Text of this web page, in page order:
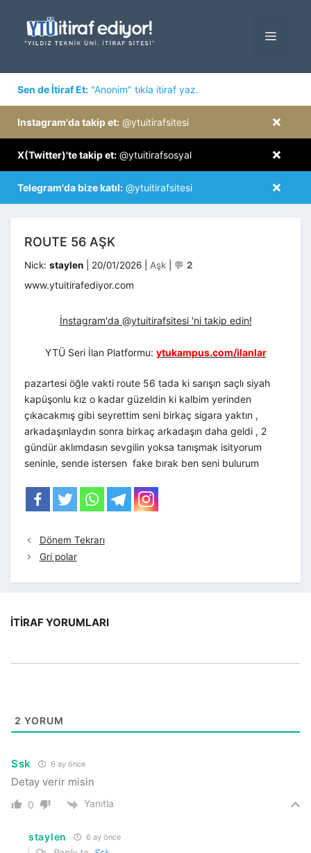
MENÜ
Sen de İtiraf Et: "Anonim" tıkla itiraf yaz.
×
Instagram'da takip et: @ytuitirafsitesi
×
X(Twitter)'te takip et: @ytuitirafsosyal
×
Telegram'da bize katıl: @ytuitirafsitesi
ROUTE 56 AŞK
Nick: staylen 20/01/2026 Kategoriler
Aşk 💬 2
www.ytuitirafediyor.com
İnstagram'da @ytuitirafsitesi 'ni takip edin!
YTÜ Seri İlan Platformu: ytukampus.com/ilanlar
pazartesi öğle vakti route 56 tada ki sarışın saçlı siyah
kapüşonlu kız o kadar güzeldin ki kalbim yerinden
çıkacakmış gibi seyrettim seni birkaç sigara yaktın ,
arkadaşınlaydın sonra birkaç arkadaşın daha geldi , 2
gündür aklımdasın sevgilin yoksa tanışmak isityorum
seninle, sende istersen fake bırak ben seni bulurum
Dönem Tekrarı
Gri polar
İTIRAF YORUMLARI
2 YORUM
Ssk 6 ay önce
Detay verir misin
0 Yanıtla
staylen 6 ay önce